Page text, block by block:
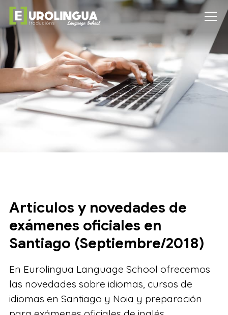
Artículos y novedades de
exámenes oficiales en
Santiago (Septiembre/2018)
En Eurolingua Language School ofrecemos
las novedades sobre idiomas, cursos de
idiomas en Santiago y Noia y preparación